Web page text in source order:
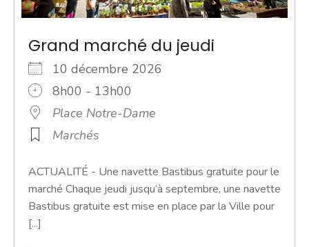
Grand marché du jeudi
10 décembre 2026
8h00 - 13h00
Place Notre-Dame
Marchés
ACTUALITÉ - Une navette Bastibus gratuite pour le
marché Chaque jeudi jusqu’à septembre, une navette
Bastibus gratuite est mise en place par la Ville pour
[...]